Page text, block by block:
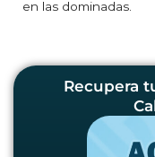
en las dominadas.
Recupera